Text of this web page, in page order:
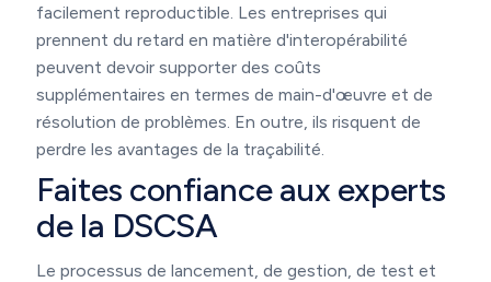
facilement reproductible. Les entreprises qui
prennent du retard en matière d'interopérabilité
peuvent devoir supporter des coûts
supplémentaires en termes de main-d'œuvre et de
résolution de problèmes. En outre, ils risquent de
perdre les avantages de la traçabilité.
Faites confiance aux experts
de la DSCSA
Le processus de lancement, de gestion, de test et